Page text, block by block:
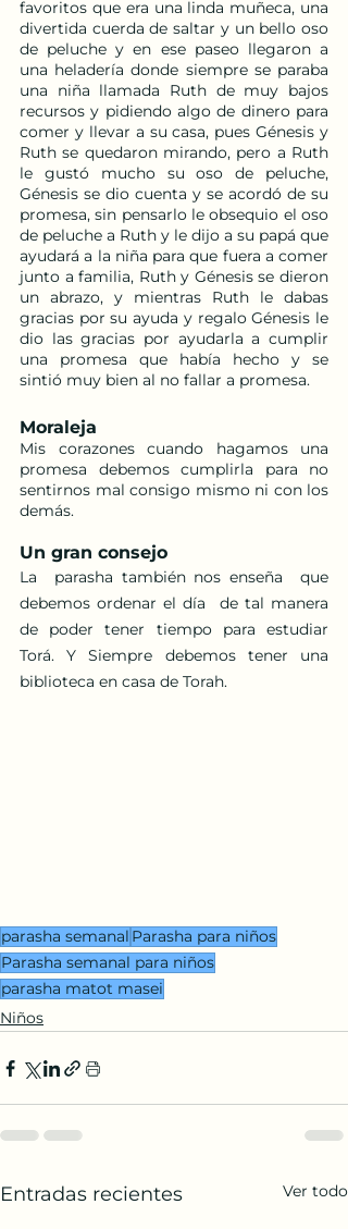
favoritos que era una linda muñeca, una
divertida cuerda de saltar y un bello oso
de peluche y en ese paseo llegaron a
una heladería donde siempre se paraba
una niña llamada Ruth de muy bajos
recursos y pidiendo algo de dinero para
comer y llevar a su casa, pues Génesis y
Ruth se quedaron mirando, pero a Ruth
le gustó mucho su oso de peluche,
Génesis se dio cuenta y se acordó de su
promesa, sin pensarlo le obsequio el oso
de peluche a Ruth y le dijo a su papá que
ayudará a la niña para que fuera a comer
junto a familia, Ruth y Génesis se dieron
un abrazo, y mientras Ruth le dabas
gracias por su ayuda y regalo Génesis le
dio las gracias por ayudarla a cumplir
una promesa que había hecho y se
sintió muy bien al no fallar a promesa.
Moraleja
Mis corazones cuando hagamos una
promesa debemos cumplirla para no
sentirnos mal consigo mismo ni con los
demás.
Un gran consejo
La  parasha también nos enseña  que
debemos ordenar el día  de tal manera
de poder tener tiempo para estudiar
Torá. Y Siempre debemos tener una
biblioteca en casa de Torah.
parasha semanal Parasha para niños
Parasha semanal para niños
parasha matot masei
Niños
Entradas recientes Ver todo